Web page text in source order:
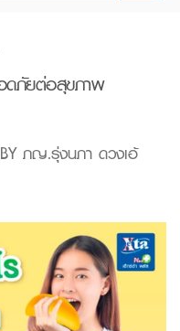
ดภัยต่อสุขภาพ
BYภญ.รุ่งนภา ดวงเอ้